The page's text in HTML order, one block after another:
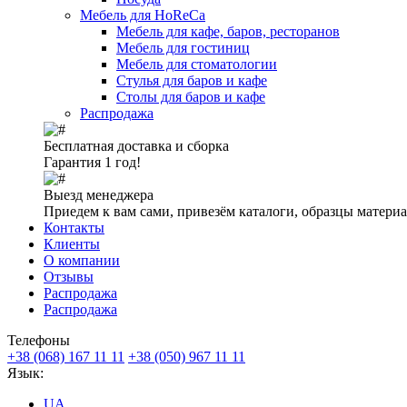
Мебель для HoReCa
Мебель для кафе, баров, ресторанов
Мебель для гостиниц
Мебель для стоматологии
Стулья для баров и кафе
Столы для баров и кафе
Распродажа
Бесплатная доставка и сборка
Гарантия 1 год!
Выезд менеджера
Приедем к вам сами, привезём каталоги, образцы
Контакты
Клиенты
О компании
Отзывы
Распродажа
Распродажа
Телефоны
+38 (068) 167 11 11 +38 (050) 967 11 11
Язык:
UA